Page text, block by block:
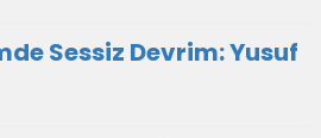
Sessiz Devrim: Yusuf